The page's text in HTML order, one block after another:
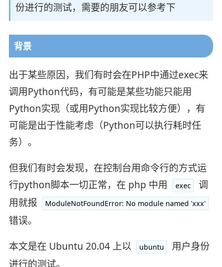
份进行的测试，需要的朋友可以参考下
背景
出于某些原因，我们有时会在PHP中通过exec来
调用Python代码，有可能是某些功能只能用
Python实现（或用Python实现比较方便），有
可能是出于性能考虑（Python可以执行耗时任
务）。
但我们有时会发现，在控制台用命令行的方式运
行python脚本一切正常，在 php 中用
exec
调
用就报
ModuleNotFoundError: No module named 'xxx'
错误。
本文是在 Ubuntu 20.04 上以
ubuntu
用户身份
进行的测试。